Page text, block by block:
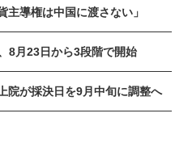
主導権は中国に渡さない」
8月23日から3段階で開始
院が採決日を9月中旬に調整へ